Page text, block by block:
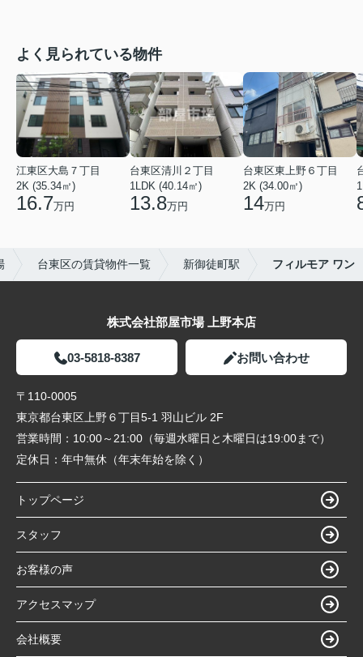
よく見られている物件
江東区大島７丁目
2K (35.34㎡)
16.7万円
台東区清川２丁目
1LDK (40.14㎡)
13.8万円
台東区東上野６丁目
2K (34.00㎡)
14万円
台東区の賃貸物件一覧 新御徒町駅 フィルモア ワン
株式会社部屋市場 上野本店
03-5818-8387 お問い合わせ
〒110-0005
東京都台東区上野６丁目5-1 羽山ビル 2F
営業時間： 10:00～21:00（毎週水曜日と木曜日は19:00まで）
定休日： 年中無休（年末年始を除く）
トップページ
スタッフ
お客様の声
アクセスマップ
会社概要